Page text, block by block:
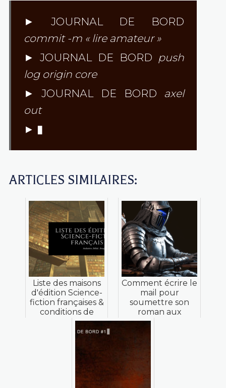
► JOURNAL DE BORD
commit -m « lire amateur »
► JOURNAL DE BORD push
log origin core
► JOURNAL DE BORD axel
out
► ▮
ARTICLES SIMILAIRES:
Liste des maisons
d'édition Science-
fiction françaises &
conditions de
soumission
Comment écrire le
mail pour
soumettre son
roman aux
maisons d'édition